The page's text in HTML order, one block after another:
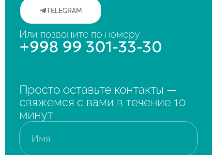
TELEGRAM
Или позвоните по номеру
+998 99 301-33-30
Просто оставьте контакты —
свяжемся с вами в течение 10
минут